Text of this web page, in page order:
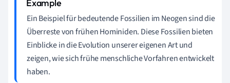
Ein Beispiel für bedeutende Fossilien im Neogen sind die
Überreste von frühen Hominiden. Diese Fossilien bieten
Einblicke in die Evolution unserer eigenen Art und
zeigen, wie sich frühe menschliche Vorfahren entwickelt
haben.